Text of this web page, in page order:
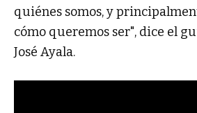
quiénes somos, y
cómo queremos ser", dice el
José Ayala.